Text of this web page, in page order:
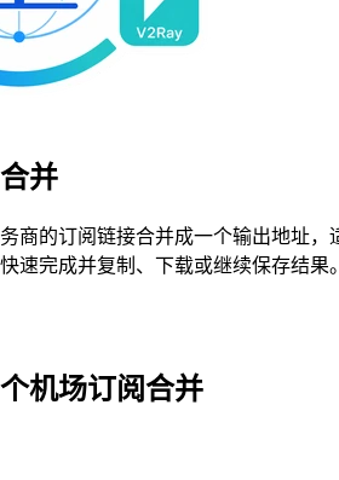
并
商的订阅链接合并成一个输出地址
速完成并复制、下载或继续保存结果。
机场订阅合并